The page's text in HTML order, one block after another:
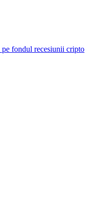
pe fondul recesiunii cripto